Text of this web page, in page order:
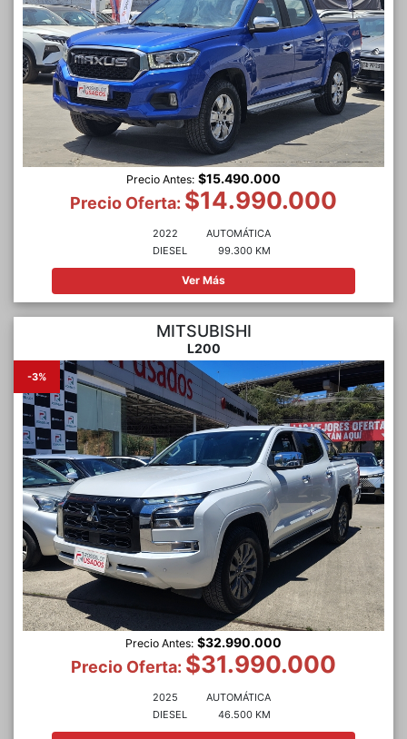
Precio Antes: $15.490.000
Precio Oferta: $14.990.000
2022
DIESEL
AUTOMÁTICA
99.300 KM
Ver Más
MITSUBISHI
L200
-3%
Precio Antes: $32.990.000
Precio Oferta: $31.990.000
2025
DIESEL
AUTOMÁTICA
46.500 KM